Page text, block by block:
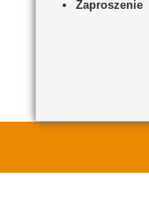
Zaproszenie